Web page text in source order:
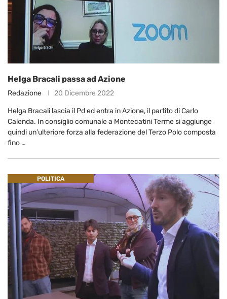
Helga Bracali passa ad Azione
Redazione 20 Dicembre 2022
Helga Bracali lascia il Pd ed entra in Azione, il partito di Carlo
Calenda. In consiglio comunale a Montecatini Terme si aggiunge
quindi un’ulteriore forza alla federazione del Terzo Polo composta
fino …
POLITICA